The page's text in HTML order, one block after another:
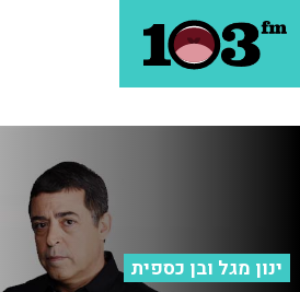
ינון מגל ובן כספית